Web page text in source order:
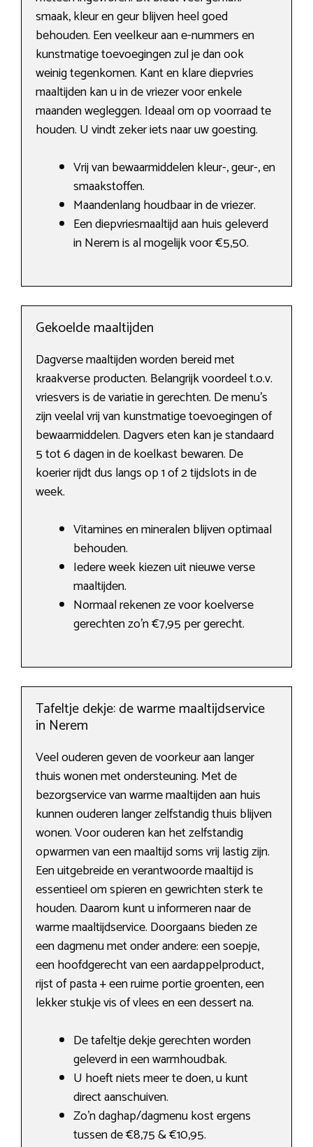
smaak, kleur en geur blijven heel goed
behouden. Een veelkeur aan e-nummers en
kunstmatige toevoegingen zul je dan ook
weinig tegenkomen. Kant en klare diepvries
maaltijden kan u in de vriezer voor enkele
maanden wegleggen. Ideaal om op voorraad te
houden. U vindt zeker iets naar uw goesting.
Vrij van bewaarmiddelen kleur-, geur-, en
smaakstoffen.
Maandenlang houdbaar in de vriezer.
Een diepvriesmaaltijd aan huis geleverd
in Nerem is al mogelijk voor €5,50.
Gekoelde maaltijden
Dagverse maaltijden worden bereid met
kraakverse producten. Belangrijk voordeel t.o.v.
vriesvers is de variatie in gerechten. De menu’s
zijn veelal vrij van kunstmatige toevoegingen of
bewaarmiddelen. Dagvers eten kan je standaard
5 tot 6 dagen in de koelkast bewaren. De
koerier rijdt dus langs op 1 of 2 tijdslots in de
week.
Vitamines en mineralen blijven optimaal
behouden.
Iedere week kiezen uit nieuwe verse
maaltijden.
Normaal rekenen ze voor koelverse
gerechten zo’n €7,95 per gerecht.
Tafeltje dekje: de warme maaltijdservice
in Nerem
Veel ouderen geven de voorkeur aan langer
thuis wonen met ondersteuning. Met de
bezorgservice van warme maaltijden aan huis
kunnen ouderen langer zelfstandig thuis blijven
wonen. Voor ouderen kan het zelfstandig
opwarmen van een maaltijd soms vrij lastig zijn.
Een uitgebreide en verantwoorde maaltijd is
essentieel om spieren en gewrichten sterk te
houden. Daarom kunt u informeren naar de
warme maaltijdservice. Doorgaans bieden ze
een dagmenu met onder andere: een soepje,
een hoofdgerecht van een aardappelproduct,
rijst of pasta + een ruime portie groenten, een
lekker stukje vis of vlees en een dessert na.
De tafeltje dekje gerechten worden
geleverd in een warmhoudbak.
U hoeft niets meer te doen, u kunt
direct aanschuiven.
Zo’n daghap/dagmenu kost ergens
tussen de €8,75 & €10,95.